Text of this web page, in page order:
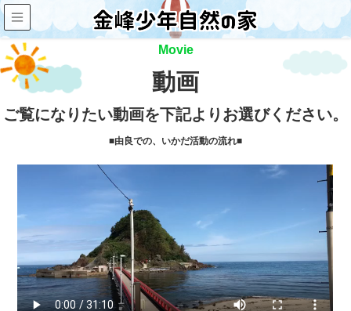
Movie
動画
ご覧になりたい動画を下記よりお選びください。
■由良での、いかだ活動の流れ■